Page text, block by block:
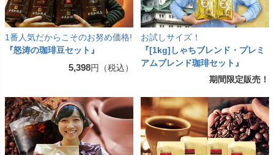
1番人気だからこそのお努め価格!
『怒涛の珈琲豆セット』
5,398円（税込）
お試しサイズ！
『[1kg]しゃちブレンド・プレミ
アムブレンド珈琲セット』
期間限定販売！